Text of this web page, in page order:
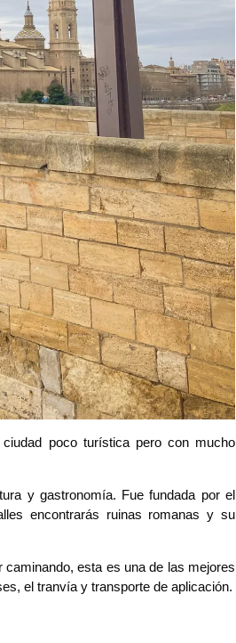
poco turística pero con mucho
y gastronomía. Fue fundada por el
encontrarás ruinas romanas y su
esta es una de las mejores
el tranvía y transporte de aplicación.